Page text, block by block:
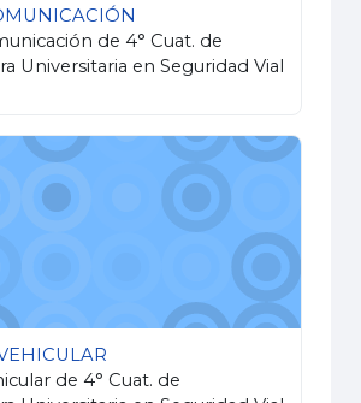
de 4° Cuat. de
Universitaria en Seguridad Vial
de 4° Cuat. de